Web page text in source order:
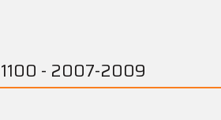
- 2007-2009